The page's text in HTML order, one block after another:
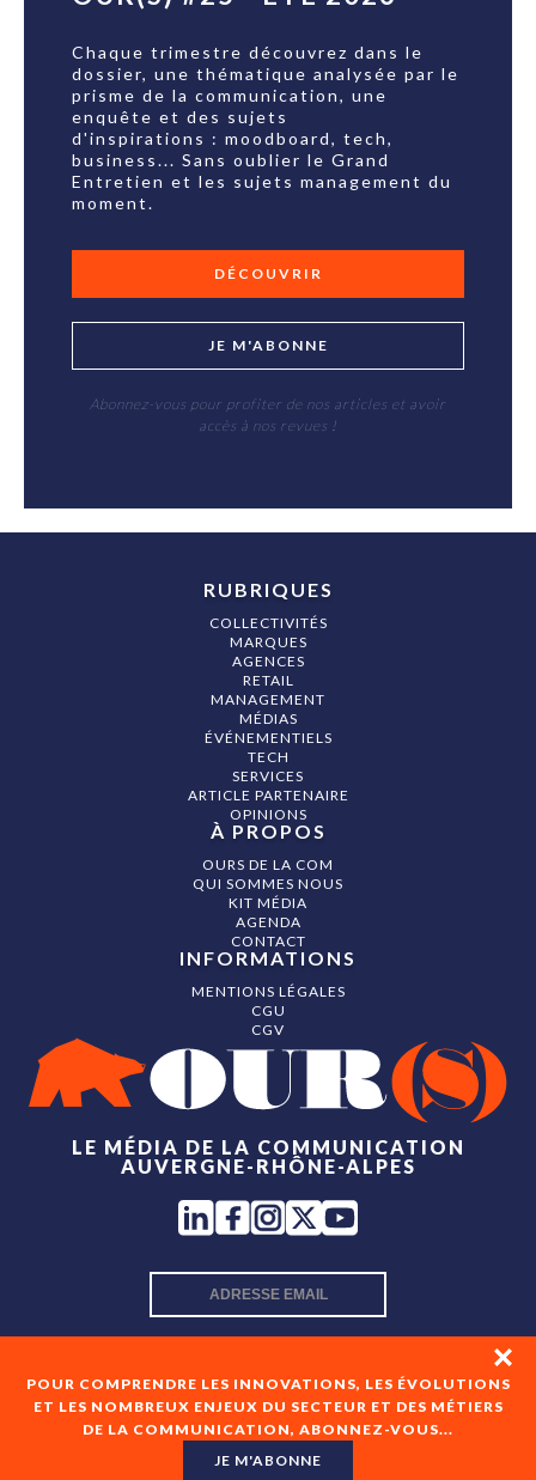
Chaque trimestre découvrez dans le
dossier, une thématique analysée par le
prisme de la communication, une
enquête et des sujets
d'inspirations : moodboard, tech,
business... Sans oublier le Grand
Entretien et les sujets management du
moment.
DÉCOUVRIR
JE M'ABONNE
Abonnez-vous pour profiter de nos articles et avoir
accès à nos revues !
POUR COMPRENDRE LES INNOVATIONS, LES ÉVOLUTIONS
ET LES NOMBREUX ENJEUX DU SECTEUR ET DES MÉTIERS
DE LA COMMUNICATION, ABONNEZ-VOUS...
JE M'ABONNE
LE MÉDIA DE LA COMMUNICATION
AUVERGNE-RHÔNE-ALPES
En cochant cette case, je consens à recevoir les newsletters
RUBRIQUES
COLLECTIVITÉS
MARQUES
AGENCES
RETAIL
MANAGEMENT
MÉDIAS
ÉVÉNEMENTIELS
TECH
SERVICES
ARTICLE PARTENAIRE
OPINIONS
À PROPOS
OURS DE LA COM
QUI SOMMES NOUS
KIT MÉDIA
AGENDA
CONTACT
INFORMATIONS
MENTIONS LÉGALES
CGU
CGV